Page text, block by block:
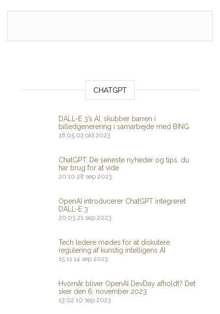
CHATGPT
DALL-E 3’s AI, skubber barren i
billedgenerering i samarbejde med BING
18:05 02 okt 2023
ChatGPT: De seneste nyheder og tips, du
har brug for at vide
20:10 28 sep 2023
OpenAI introducerer ChatGPT integreret
DALL-E 3
20:03 21 sep 2023
Tech ledere mødes for at diskutere
regulering af kunstig intelligens AI
15:11 14 sep 2023
Hvornår bliver OpenAI DevDay afholdt? Det
sker den 6. november 2023
13:02 10 sep 2023